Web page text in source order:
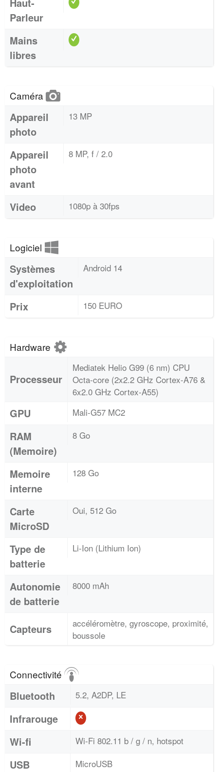
Parleur
Mains
libres
Caméra
Appareil
photo
13 MP
Appareil
photo
avant
8 MP, f / 2.0
Video 1080p à 30fps
Logiciel
Systèmes
d'exploitation
Android 14
Prix 150 EURO
Hardware
Processeur
Mediatek Helio G99 (6 nm) CPU
Octa-core (2x2.2 GHz Cortex-A76 &
6x2.0 GHz Cortex-A55)
GPU Mali-G57 MC2
RAM
(Memoire)
8 Go
Memoire
interne
128 Go
Carte
MicroSD
Oui, 512 Go
Type de
batterie
Li-Ion (Lithium Ion)
Autonomie
de batterie
8000 mAh
Capteurs
accéléromètre, gyroscope, proximité,
boussole
Connectivité
Bluetooth 5.2, A2DP, LE
Infrarouge
Wi-fi
Wi-Fi 802.11 b / g / n, hotspot
USB MicroUSB